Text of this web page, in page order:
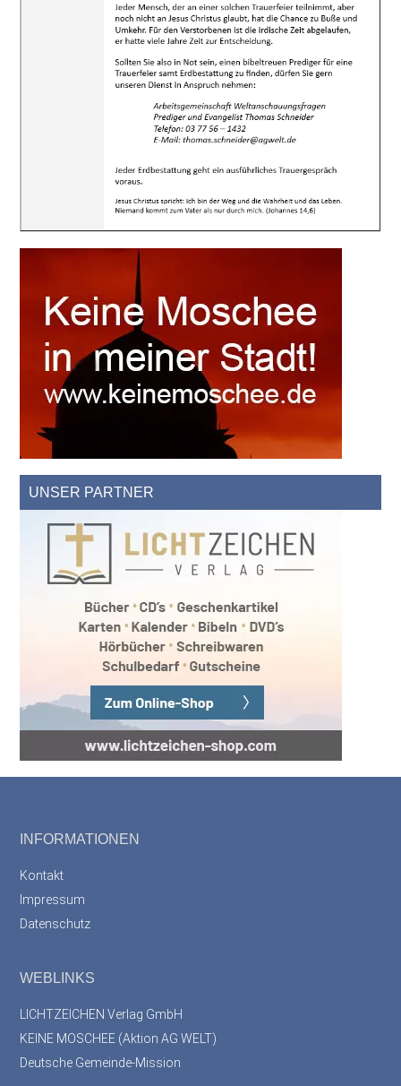
UNSER PARTNER
Footer
INFORMATIONEN
Kontakt
Impressum
Datenschutz
WEBLINKS
LICHTZEICHEN Verlag GmbH
KEINE MOSCHEE (Aktion AG WELT)
Deutsche Gemeinde-Mission